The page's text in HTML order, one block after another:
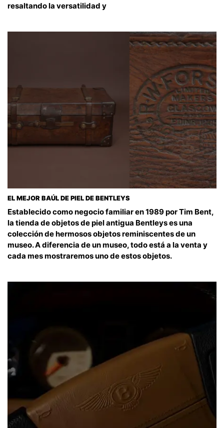
resaltando la versatilidad y
EL MEJOR BAÚL DE PIEL DE BENTLEYS
Establecido como negocio familiar en 1989 por Tim Bent,
la tienda de objetos de piel antigua Bentleys es una
colección de hermosos objetos reminiscentes de un
museo. A diferencia de un museo, todo está a la venta y
cada mes mostraremos uno de estos objetos.